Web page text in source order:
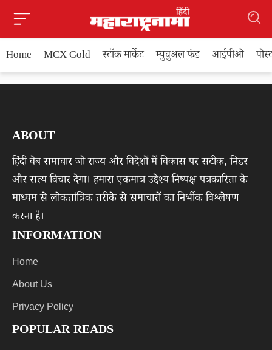
Home MCX Gold स्टॉक मार्केट म्युचुअल फंड आईपीओ
ABOUT
हिंदी वेब समाचार जो राज्य और विदेशों में विकास पर सटीक, निडर
और सत्य विचार देगा। हमारा एकमात्र उद्देश्य निष्पक्ष पत्रकारिता के
माध्यम से लोकतांत्रिक तरीके से समाचारों का निर्भीक विश्लेषण
करना है।
INFORMATION
Home
About Us
Privacy Policy
POPULAR READS